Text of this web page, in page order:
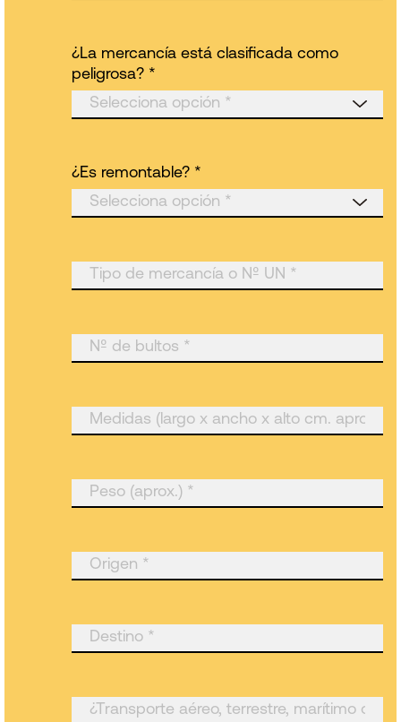
¿La mercancía está clasificada como
peligrosa? *
¿Es remontable? *